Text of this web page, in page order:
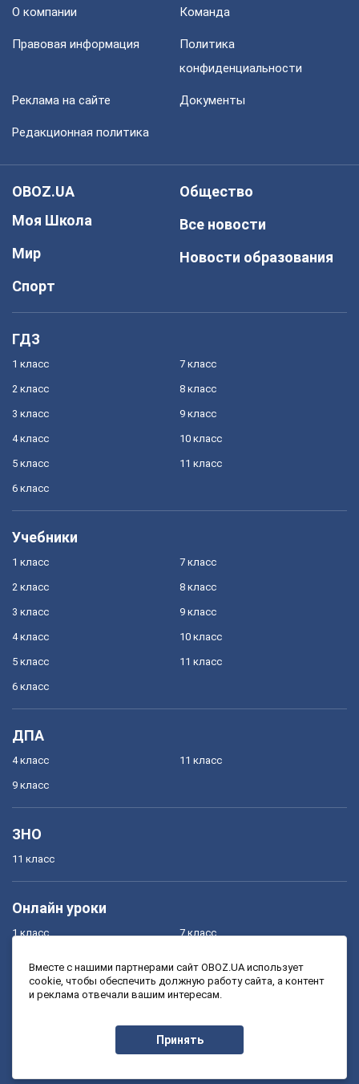
О компании Команда
Правовая информация
Политика
конфиденциальности
Реклама на сайте Документы
Редакционная политика
OBOZ.UA
Моя Школа
Мир
Спорт
Общество
Все новости
Новости образования
ГДЗ
1 класс
2 класс
3 класс
4 класс
5 класс
6 класс
7 класс
8 класс
9 класс
10 класс
11 класс
Учебники
1 класс
2 класс
3 класс
4 класс
5 класс
6 класс
7 класс
8 класс
9 класс
10 класс
11 класс
ДПА
4 класс
9 класс
11 класс
ЗНО
11 класс
Онлайн уроки
1 класс
3 класс
7 класс
9 класс
Вместе с нашими партнерами сайт OBOZ.UA использует
cookie, чтобы обеспечить должную работу сайта, а контент
и реклама отвечали вашим интересам.
Принять